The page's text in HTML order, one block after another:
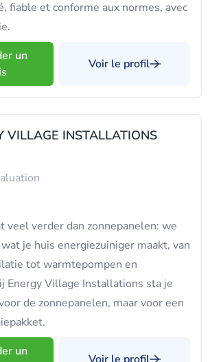
fiable et conforme aux normes, avec
un
Voir le profil
VILLAGE INSTALLATIONS
veel verder dan zonnepanelen: we
je huis energiezuiniger maakt, van
tot warmtepompen en
Energy Village Installations sta je
de zonnepanelen, maar voor een
un